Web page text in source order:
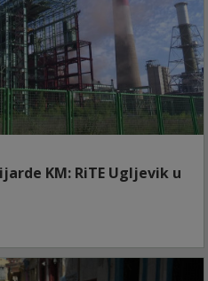
KM: RiTE Ugljevik u